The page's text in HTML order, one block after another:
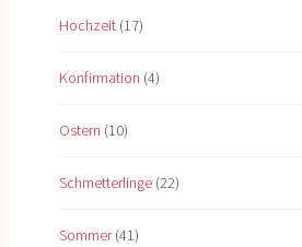
Hochzeit (17)
Konfirmation (4)
Ostern (10)
Schmetterlinge (22)
Sommer(41)